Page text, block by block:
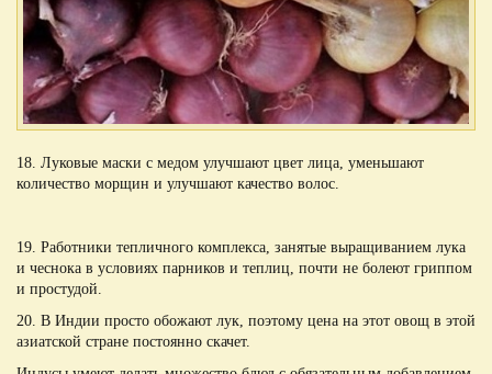
18. Луковые маски с медом улучшают цвет лица, уменьшают
количество морщин и улучшают качество волос.
19. Работники тепличного комплекса, занятые выращиванием лука
и чеснока в условиях парников и теплиц, почти не болеют гриппом
и простудой.
20. В Индии просто обожают лук, поэтому цена на этот овощ в этой
азиатской стране постоянно скачет.